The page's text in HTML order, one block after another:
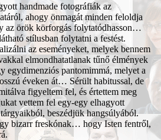
handmade fotográfiák az
ahogy önmagát minden feloldja
az örök körforgás folytatódhasson…
stílusban folytatni a festést.
az eseményeket, melyek bennem
elmondhatatlanak tűnő élmények
pantomimmá, melyet a
éveken át… Sérült habitussal, de
figyeltem fel, és értettem meg
vettem fel egy-egy elhagyott
beszédjük hangsúlyából.
bizarr freskónak… hogy Isten fentről,